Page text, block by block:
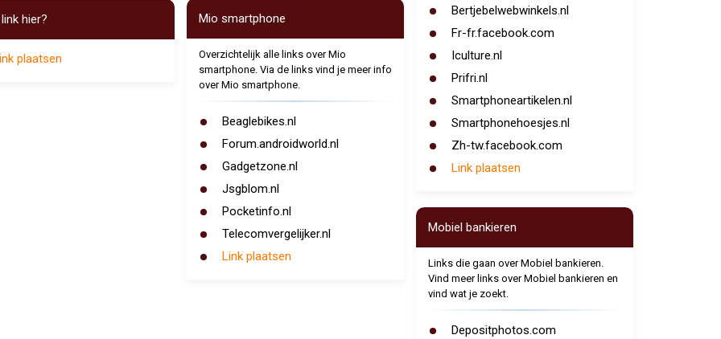
hier?
plaatsen
Mio smartphone
Overzichtelijk alle links over Mio
smartphone. Via de links vind je meer info
over Mio smartphone.
Beaglebikes.nl
Forum.androidworld.nl
Gadgetzone.nl
Jsgblom.nl
Pocketinfo.nl
Telecomvergelijker.nl
Link plaatsen
Bertjebelwebwinkels.nl
Fr-fr.facebook.com
Iculture.nl
Prifri.nl
Smartphoneartikelen.nl
Smartphonehoesjes.nl
Zh-tw.facebook.com
Link plaatsen
Mobiel bankieren
Links die gaan over Mobiel bankieren.
Vind meer links over Mobiel bankieren en
vind wat je zoekt.
Depositphotos.com